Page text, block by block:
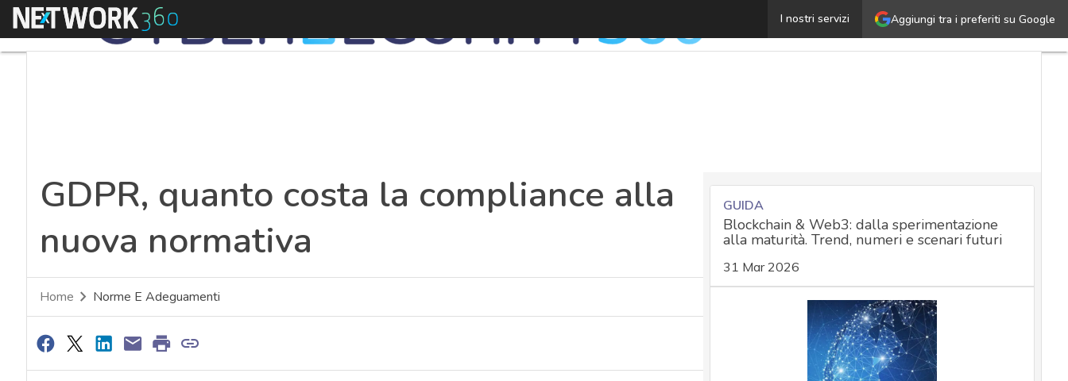
Aggiungi tra i preferiti su Google
I nostri servizi
Menu GDPR, quanto costa la compliance alla nuova normativa
GDPR, quanto costa la compliance alla
nuova normativa
Home Norme E Adeguamenti
GUIDA
Blockchain & Web3: dalla sperimentazione
alla maturità. Trend, numeri e scenari futuri
31 Mar 2026